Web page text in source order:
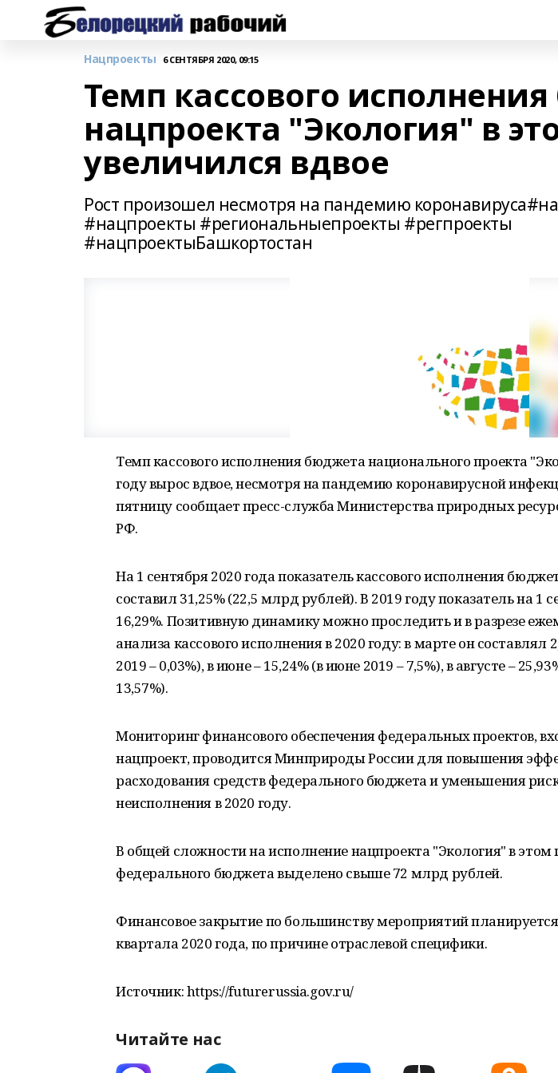
Нацпроекты 6 СЕНТЯБРЯ 2020, 09:15
Темп кассового
нацпроекта "Экология" в
увеличился вдвое
Рост произошел несмотря на пандемию
#нацпроекты #региональныепроекты #регпроекты
#нацпроектыБашкортостан
Темп кассового исполнения бюджета национального проекта
году вырос вдвое, несмотря на пандемию коронавирусной
пятницу сообщает пресс-служба Министерства природных
РФ.
На 1 сентября 2020 года показатель кассового исполнения
составил 31,25% (22,5 млрд рублей). В 2019 году показатель на 1
16,29%. Позитивную динамику можно проследить и в разрезе
анализа кассового исполнения в 2020 году: в марте он составлял
2019 – 0,03%), в июне – 15,24% (в июне 2019 – 7,5%), в августе –
13,57%).
Мониторинг финансового обеспечения федеральных проектов,
нацпроект, проводится Минприроды России для повышения
расходования средств федерального бюджета и уменьшения
неисполнения в 2020 году.
В общей сложности на исполнение нацпроекта "Экология" в этом
федерального бюджета выделено свыше 72 млрд рублей.
Финансовое закрытие по большинству мероприятий
квартала 2020 года, по причине отраслевой специфики.
Источник: https://futurerussia.gov.ru/
Читайте нас